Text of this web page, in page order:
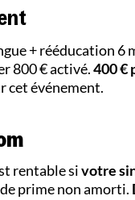
+ rééducation 6
800 € activé.400 €
cet événement.
rentable sivotre
prime non amorti.